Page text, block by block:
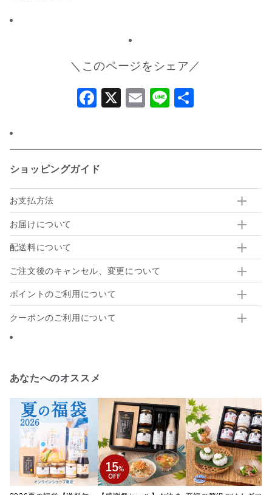
＼このページをシェア／
Facebook
X Email
Line
ショッピングガイド
お支払方法
お届けについて
配送料について
ご注文後のキャンセル、変更について
ポイントのご利用について
クーポンのご利用について
あなたへのオススメ